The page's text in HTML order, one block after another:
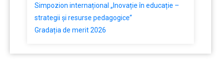
Simpozion internațional „Inovație în educație –
strategii și resurse pedagogice”
Gradația de merit 2026